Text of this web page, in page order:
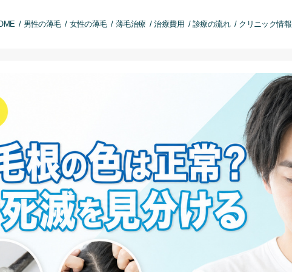
男性の薄毛 女性の薄毛 薄毛治療 治療費用 診療の流れ クリニック情報